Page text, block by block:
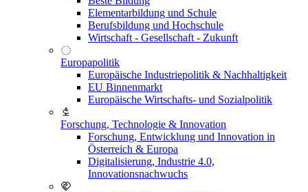
Elementarbildung und Schule
Berufsbildung und Hochschule
Wirtschaft - Gesellschaft - Zukunft
Europapolitik
Europäische Industriepolitik & Nachhaltigkeit
EU Binnenmarkt
Europäische Wirtschafts- und Sozialpolitik
Forschung, Technologie & Innovation
Forschung, Entwicklung und Innovation in
Österreich & Europa
Digitalisierung, Industrie 4.0,
Innovationsnachwuchs